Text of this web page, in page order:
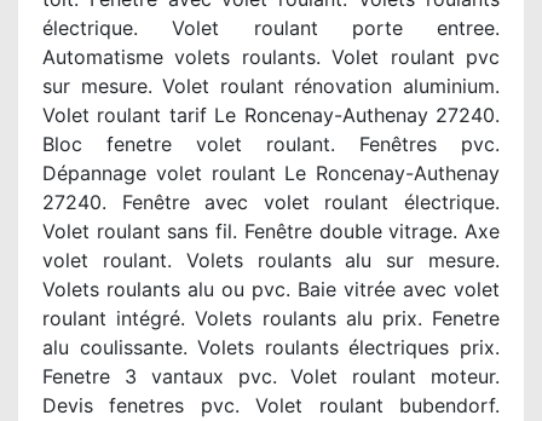
électrique. Volet roulant porte entree.
Automatisme volets roulants. Volet roulant pvc
sur mesure. Volet roulant rénovation aluminium.
Volet roulant tarif Le Roncenay-Authenay 27240.
Bloc fenetre volet roulant. Fenêtres pvc.
Dépannage volet roulant Le Roncenay-Authenay
27240. Fenêtre avec volet roulant électrique.
Volet roulant sans fil. Fenêtre double vitrage. Axe
volet roulant. Volets roulants alu sur mesure.
Volets roulants alu ou pvc. Baie vitrée avec volet
roulant intégré. Volets roulants alu prix. Fenetre
alu coulissante. Volets roulants électriques prix.
Fenetre 3 vantaux pvc. Volet roulant moteur.
Devis fenetres pvc. Volet roulant bubendorf.